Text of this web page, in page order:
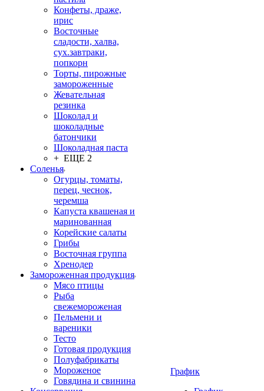
Конфеты, драже,
ирис
Восточные
сладости, халва,
сух.завтраки,
попкорн
Торты, пирожные
замороженные
Жевательная
резинка
Шоколад и
шоколадные
батончики
Шоколадная паста
+ ЕЩЕ 2
Соленья
Огурцы, томаты,
перец, чеснок,
черемша
Капуста квашеная и
маринованная
Корейские салаты
Грибы
Восточная группа
Хренодер
Замороженная продукция
Мясо птицы
Рыба
свежемороженая
Пельмени и
вареники
Тесто
Готовая продукция
Полуфабрикаты
Мороженое
Говядина и свинина
График